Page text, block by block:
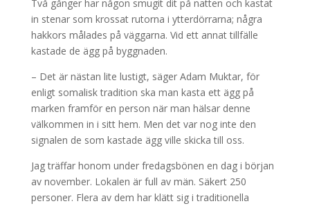
Två gånger har någon smugit dit på natten och kastat
in stenar som krossat rutorna i ytterdörrarna; några
hakkors målades på väggarna. Vid ett annat tillfälle
kastade de ägg på byggnaden.
– Det är nästan lite lustigt, säger Adam Muktar, för
enligt somalisk tradition ska man kasta ett ägg på
marken framför en person när man hälsar denne
välkommen in i sitt hem. Men det var nog inte den
signalen de som kastade ägg ville skicka till oss.
Jag träffar honom under fredagsbönen en dag i början
av november. Lokalen är full av män. Säkert 250
personer. Flera av dem har klätt sig i traditionella